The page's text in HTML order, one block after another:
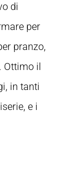
di
per
pranzo,
Ottimo il
in tanti
e i